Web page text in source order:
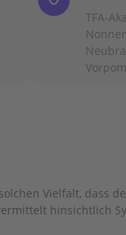
TFA-
Vielfalt, dass
hinsichtlich